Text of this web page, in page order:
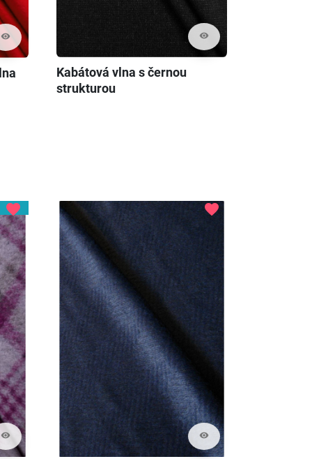
visibility visibility
Kabátová vlna s černou
strukturou
visibility
favorite
visibility
favorite